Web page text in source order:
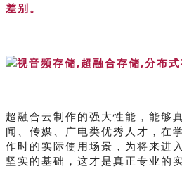
差别。
超融合云制作的强大性能，能够
闻、传媒、广电类优秀人才，在
作时的实际使用场景，为将来进
坚实的基础，这才是真正专业的